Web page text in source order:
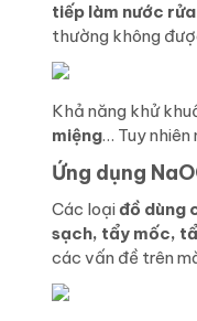
tiếp làm nước
thường không
Khả năng khử
miệng… Tuy nhiên
Ứng dụng
Các loạiđồ dùng
sạch, tẩy mốc,
các vấn đề trên